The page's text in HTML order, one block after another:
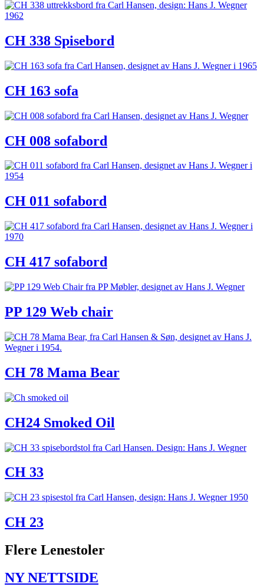
CH 338 Spisebord
CH 163 sofa
CH 008 sofabord
CH 011 sofabord
CH 417 sofabord
PP 129 Web chair
CH 78 Mama Bear
CH24 Smoked Oil
CH 33
CH 23
Flere Lenestoler
NY NETTSIDE